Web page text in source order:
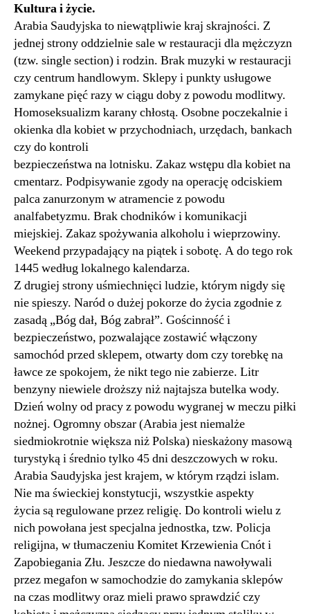
Kultura i życie.
Arabia Saudyjska to niewątpliwie kraj skrajności. Z
jednej strony oddzielnie sale w restauracji dla mężczyzn
(tzw. single section) i rodzin. Brak muzyki w restauracji
czy centrum handlowym. Sklepy i punkty usługowe
zamykane pięć razy w ciągu doby z powodu modlitwy.
Homoseksualizm karany chłostą. Osobne poczekalnie i
okienka dla kobiet w przychodniach, urzędach, bankach
czy do kontroli
bezpieczeństwa na lotnisku. Zakaz wstępu dla kobiet na
cmentarz. Podpisywanie zgody na operację odciskiem
palca zanurzonym w atramencie z powodu
analfabetyzmu. Brak chodników i komunikacji
miejskiej. Zakaz spożywania alkoholu i wieprzowiny.
Weekend przypadający na piątek i sobotę. A do tego rok
1445 według lokalnego kalendarza.
Z drugiej strony uśmiechnięci ludzie, którym nigdy się
nie spieszy. Naród o dużej pokorze do życia zgodnie z
zasadą „Bóg dał, Bóg zabrał”. Gościnność i
bezpieczeństwo, pozwalające zostawić włączony
samochód przed sklepem, otwarty dom czy torebkę na
ławce ze spokojem, że nikt tego nie zabierze. Litr
benzyny niewiele droższy niż najtajsza butelka wody.
Dzień wolny od pracy z powodu wygranej w meczu piłki
nożnej. Ogromny obszar (Arabia jest niemalże
siedmiokrotnie większa niż Polska) nieskażony masową
turystyką i średnio tylko 45 dni deszczowych w roku.
Arabia Saudyjska jest krajem, w którym rządzi islam.
Nie ma świeckiej konstytucji, wszystkie aspekty
życia są regulowane przez religię. Do kontroli wielu z
nich powołana jest specjalna jednostka, tzw. Policja
religijna, w tłumaczeniu Komitet Krzewienia Cnót i
Zapobiegania Złu. Jeszcze do niedawna nawoływali
przez megafon w samochodzie do zamykania sklepów
na czas modlitwy oraz mieli prawo sprawdzić czy